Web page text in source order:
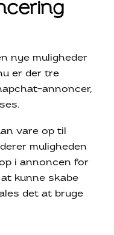
nye muligheder
er der tre
annoncer,
vare op til
muligheden
i annoncen for
kunne skabe
det at bruge